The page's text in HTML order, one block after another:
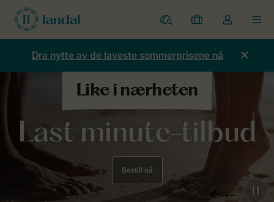
Parker
Mine
bestillinger
Toggle
the
my
Dra nytte av de laveste sommerprisene nå
Last minute-tilbud
Bestill nå